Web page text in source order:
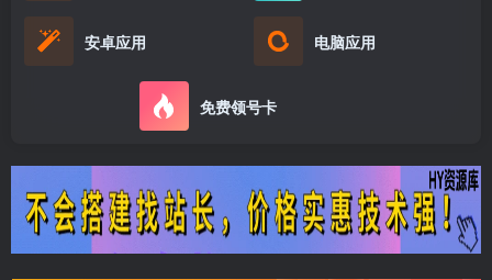
安卓应用 电脑应用
免费领号卡